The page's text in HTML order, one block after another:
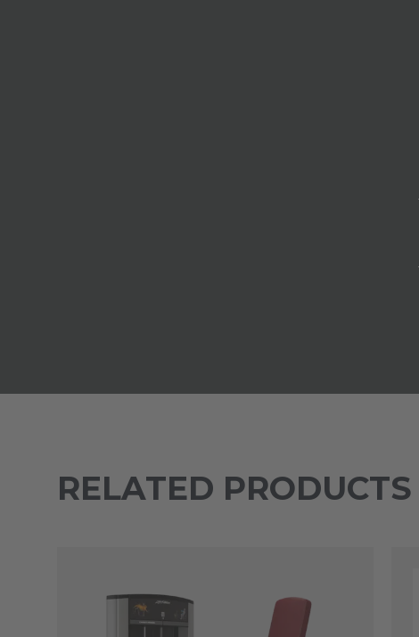
RELATED PRODUCTS